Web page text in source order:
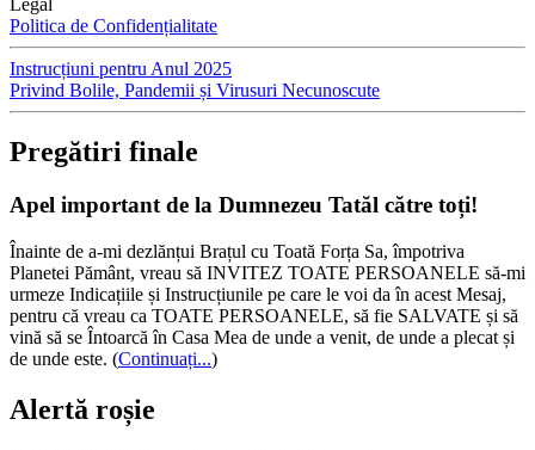
Politica de Confidențialitate
Instrucțiuni pentru Anul 2025
Privind Bolile, Pandemii și Virusuri Necunoscute
Pregătiri finale
Apel important de la Dumnezeu Tatăl către toți!
Înainte de a-mi dezlănțui Brațul cu Toată Forța Sa, împotriva
Planetei Pământ, vreau să INVITEZ TOATE PERSOANELE să-mi
urmeze Indicațiile și Instrucțiunile pe care le voi da în acest Mesaj,
pentru că vreau ca TOATE PERSOANELE, să fie SALVATE și să
vină să se Întoarcă în Casa Mea de unde a venit, de unde a plecat și
de unde este. (Continuați...)
Alertă roșie